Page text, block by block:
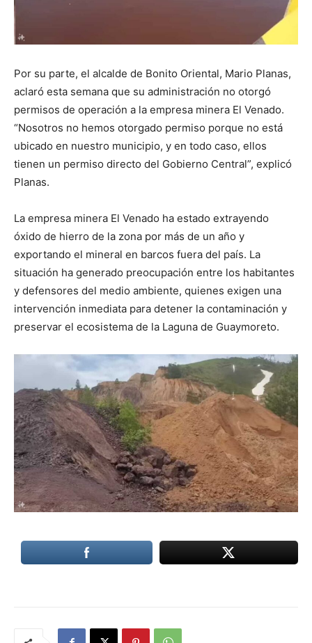
Por su parte, el alcalde de Bonito Oriental, Mario Planas,
aclaró esta semana que su administración no otorgó
permisos de operación a la empresa minera El Venado.
“Nosotros no hemos otorgado permiso porque no está
ubicado en nuestro municipio, y en todo caso, ellos
tienen un permiso directo del Gobierno Central”, explicó
Planas.
La empresa minera El Venado ha estado extrayendo
óxido de hierro de la zona por más de un año y
exportando el mineral en barcos fuera del país. La
situación ha generado preocupación entre los habitantes
y defensores del medio ambiente, quienes exigen una
intervención inmediata para detener la contaminación y
preservar el ecosistema de la Laguna de Guaymoreto.